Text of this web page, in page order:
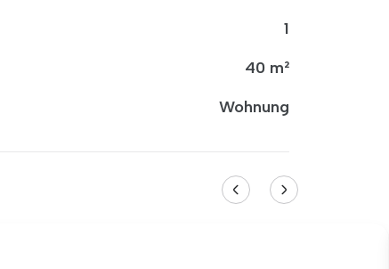
1
40 m²
Wohnung